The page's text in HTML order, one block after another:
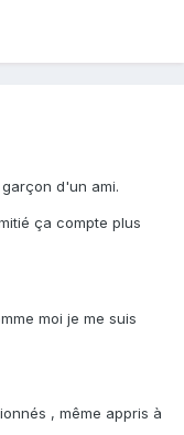
d'un ami.
ça compte plus
moi je me suis
, même appris à